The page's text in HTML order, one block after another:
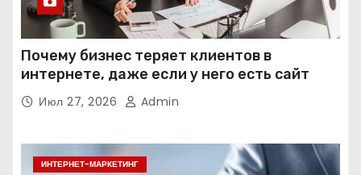
Почему бизнес теряет клиентов в
интернете, даже если у него есть сайт
Июл 27, 2026 Admin
ИНТЕРНЕТ-МАРКЕТИНГ